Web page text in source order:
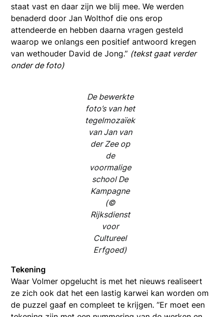
staat vast en daar zijn we blij mee. We werden
benaderd door Jan Wolthof die ons erop
attendeerde en hebben daarna vragen gesteld
waarop we onlangs een positief antwoord kregen
van wethouder David de Jong.’’ (tekst gaat verder
onder de foto)
De bewerkte
foto’s van het
tegelmozaïek
van Jan van
der Zee op
de
voormalige
school De
Kampagne
(©
Rijksdienst
voor
Cultureel
Erfgoed)
Tekening
Waar Volmer opgelucht is met het nieuws realiseert
ze zich ook dat het een lastig karwei kan worden om
de puzzel gaaf en compleet te krijgen. ’’Er moet een